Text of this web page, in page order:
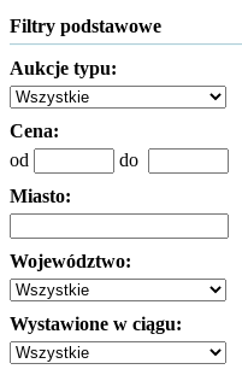
Filtry podstawowe
Aukcje typu:
Cena:
od
do
Miasto:
Województwo:
Wystawione w ciągu: